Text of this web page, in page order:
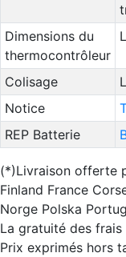
Dimensions du
thermocontrôleur
Colisage
Notice
REP Batterie
(*)Livraison offerte
Finland France
Norge Polska
La gratuité des
Prix exprimés hors